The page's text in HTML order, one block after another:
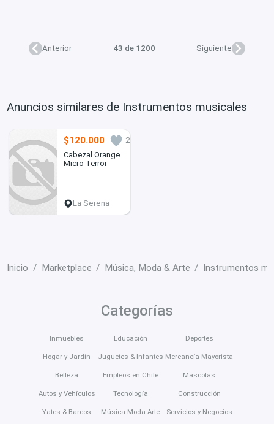
Anterior 43 de 1200 Siguiente
Anuncios similares de Instrumentos musicales
$120.000
2
Cabezal Orange
Micro Terror
La Serena
Inicio Marketplace Música, Moda & Arte Instrumentos
Categorías
Inmuebles
Hogar y Jardín
Belleza
Autos y Vehículos
Yates & Barcos
Educación
Juguetes & Infantes
Empleos en Chile
Tecnología
Música Moda Arte
Deportes
Mercancía Mayorista
Mascotas
Construcción
Servicios y Negocios